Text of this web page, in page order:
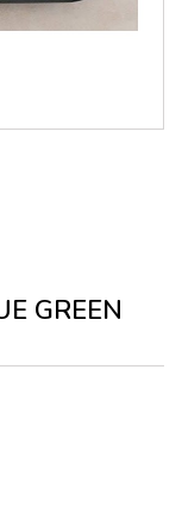
GREEN